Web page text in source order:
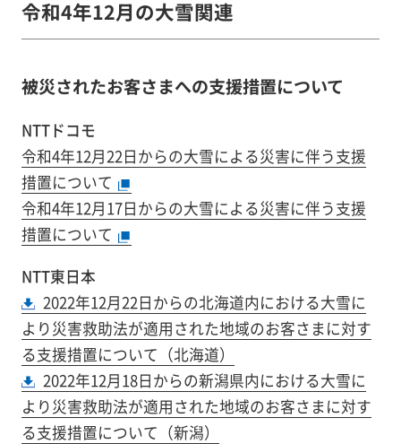
令和4年12月の大雪関連
被災されたお客さまへの支援措置について
NTTドコモ
令和4年12月22日からの大雪による災害に伴う支援
措置について
令和4年12月17日からの大雪による災害に伴う支援
措置について
NTT東日本
2022年12月22日からの北海道内における大雪に
より災害救助法が適用された地域のお客さまに対す
る支援措置について（北海道）
2022年12月18日からの新潟県内における大雪に
より災害救助法が適用された地域のお客さまに対す
る支援措置について（新潟）